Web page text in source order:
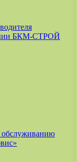
БКМ-СТРОЙ
обслуживанию